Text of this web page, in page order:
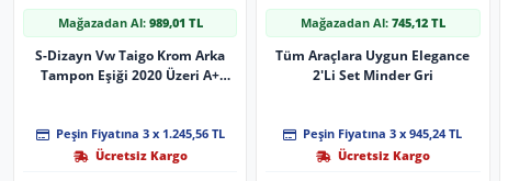
Mağazadan Al: 989,01 TL
S-Dizayn Vw Taigo Krom Arka
Tampon Eşiği 2020 Üzeri A+
Peşin Fiyatına 3 x 1.245,56 TL
Ücretsiz Kargo
Mağazadan Al: 745,12 TL
Tüm Araçlara Uygun Elegance
2'Li Set Minder Gri
Peşin Fiyatına 3 x 945,24 TL
Ücretsiz Kargo